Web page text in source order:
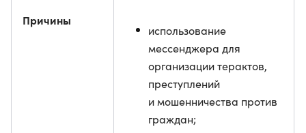
Причины
использование
мессенджера для
организации терактов,
преступлений
и мошенничества против
граждан;